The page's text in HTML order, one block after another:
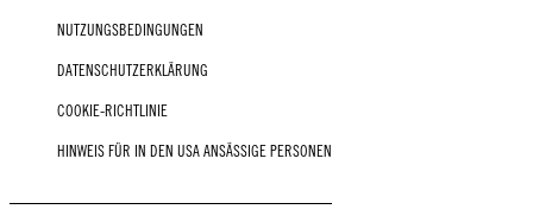
NUTZUNGSBEDINGUNGEN
DATENSCHUTZERKLÄRUNG
COOKIE-RICHTLINIE
HINWEIS FÜR IN DEN USA ANSÄSSIGE PERSONEN